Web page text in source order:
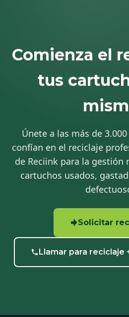
Comienza el
tus
Únete a las más de
confían en el reciclaje
de Reciink para la gestión
cartuchos usados,
Solicitar
Llamar para reciclaje